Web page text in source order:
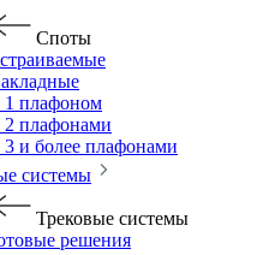
Споты
плафоном
плафонами
и более плафонами
системы
Трековые системы
решения